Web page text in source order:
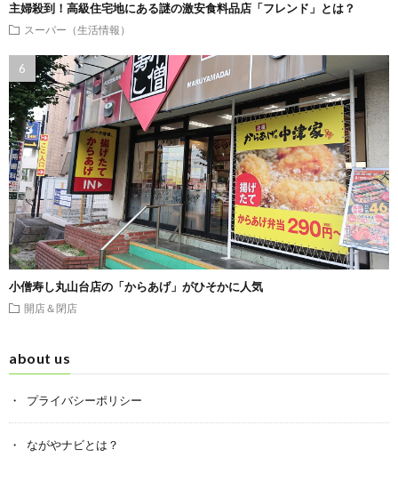
主婦殺到！高級住宅地にある謎の激安食料品店「フレンド」とは？
スーパー（生活情報）
小僧寿し丸山台店の「からあげ」がひそかに人気
開店＆閉店
about us
プライバシーポリシー
ながやナビとは？